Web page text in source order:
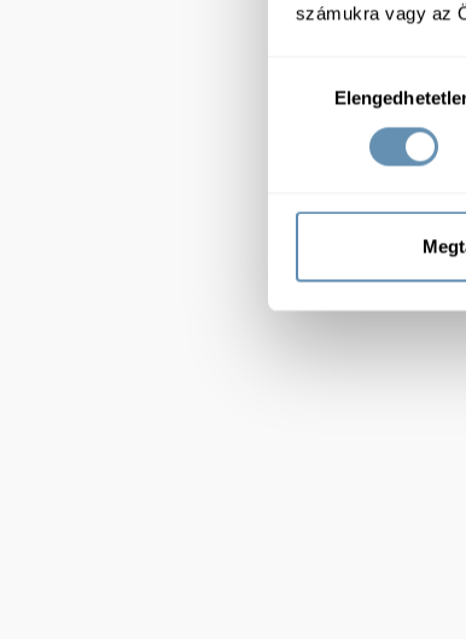
számukra vagy az
kiválasztása